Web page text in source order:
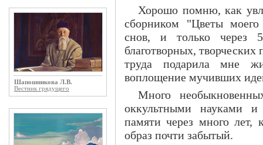
Шапошникова Л.В.
Вестник грядущего
Хорошо помню, как
сборником "Цветы моего
снов, и только через
благотворных, творческих
труда подарила мне
воплощение мучивших
Много
оккультными науками
памяти через много лет,
образ почти забытый.